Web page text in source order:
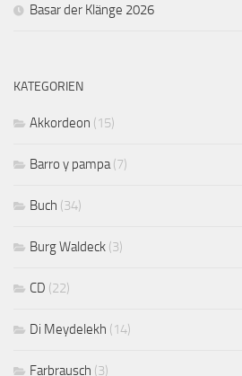
Basar der Klänge 2026
KATEGORIEN
Akkordeon (15)
Barro y pampa(7)
Buch (34)
Burg Waldeck (3)
CD (22)
Di Meydelekh (14)
Farbrausch (3)